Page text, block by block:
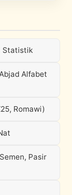
Statistik
Alfabet
Romawi)
Pasir